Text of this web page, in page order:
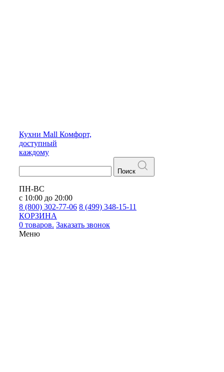
Кухни Mall Комфорт,
доступный
каждому
Поиск
ПН-ВС
с 10:00 до 20:00
8 (800) 302-77-06 8 (499) 348-15-11
КОРЗИНА
0 товаров. Заказать звонок
Меню